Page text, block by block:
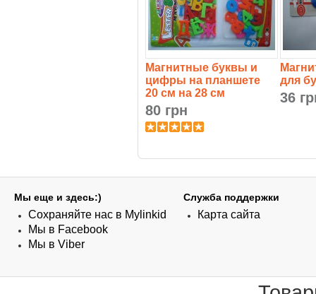
Магнитные буквы и
цифры на планшете
20 см на 28 см
80 грн
для
36
Мы еще и здесь:)
Сохраняйте нас в Mylinkid
Мы в Facebook
Мы в Viber
Служба поддержки
Карта сайта